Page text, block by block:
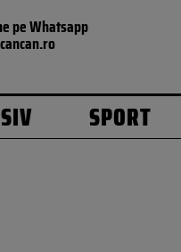
pe Whatsapp
SPORT